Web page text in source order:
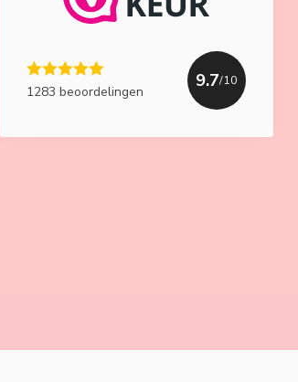
1283 beoordelingen
9.7/10